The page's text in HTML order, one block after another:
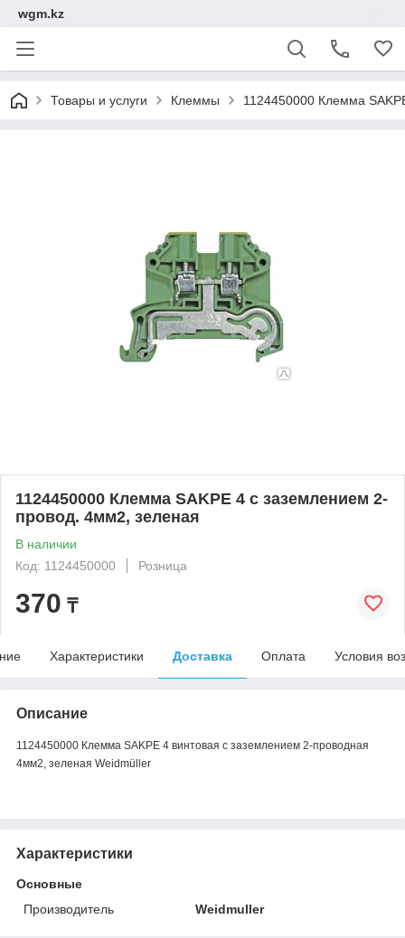
wgm.kz
Товары и услуги Клеммы 1124450000 Клемма
1124450000 Клемма SAKPE 4 с заземлением 2-
провод. 4мм2, зеленая
В наличии
Код: 1124450000
Розница
370 ₸
Характеристики Доставка Оплата Условия
Описание
1124450000 Клемма SAKPE 4 винтовая с заземлением 2-проводная
4мм2, зеленая Weidmüller
Характеристики
Основные
Производитель
Weidmuller